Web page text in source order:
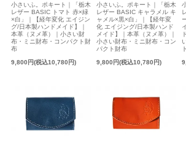
小さいふ。ポキート｜「栃木
レザー BASIC トマト 赤×緑
×白」｜【経年変化 エイジン
グ/日本製ハンドメイド】｜
本革（ヌメ革）｜小さい財
布・ミニ財布・コンパクト財
布
9,800円(税込10,780円)
小さいふ。ポキート｜「栃木
レザー BASIC キャラメル キ
ャメル×黒×白」｜【経年変
化 エイジング/日本製ハンド
メイド】｜本革（ヌメ革）｜
小さい財布・ミニ財布・コン
パクト財布
9,800円(税込10,780円)